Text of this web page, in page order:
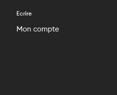
Ecrire
Mon compte